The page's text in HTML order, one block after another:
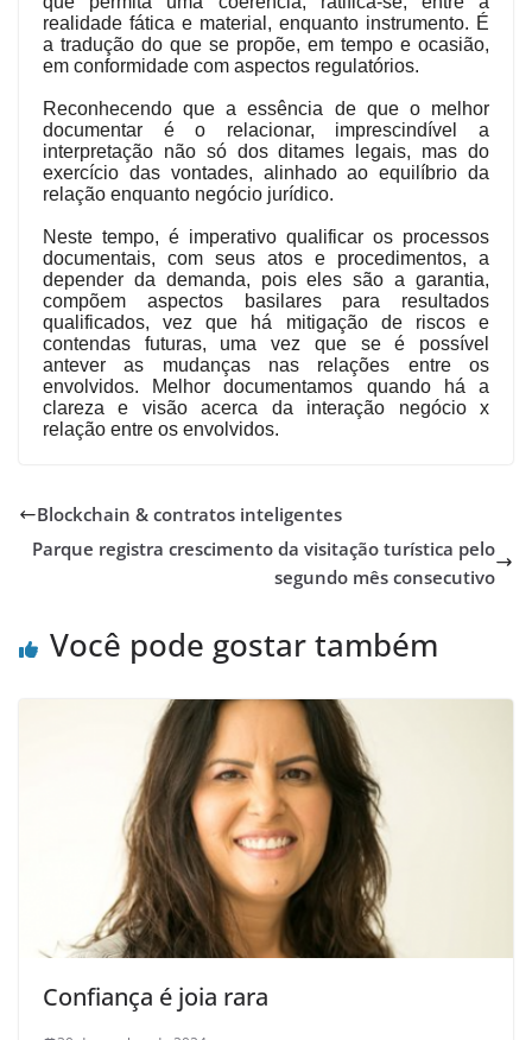
realidade fática e material, enquanto instrumento. É
a tradução do que se propõe, em tempo e ocasião,
em conformidade com aspectos regulatórios.
Reconhecendo que a essência de que o melhor
documentar é o relacionar, imprescindível a
interpretação não só dos ditames legais, mas do
exercício das vontades, alinhado ao equilíbrio da
relação enquanto negócio jurídico.
Neste tempo, é imperativo qualificar os processos
documentais, com seus atos e procedimentos, a
depender da demanda, pois eles são a garantia,
compõem aspectos basilares para resultados
qualificados, vez que há mitigação de riscos e
contendas futuras, uma vez que se é possível
antever as mudanças nas relações entre os
envolvidos. Melhor documentamos quando há a
clareza e visão acerca da interação negócio x
relação entre os envolvidos.
Blockchain & contratos inteligentes
Parque registra crescimento da visitação turística pelo
segundo mês consecutivo
Você pode gostar também
Confiança é joia rara